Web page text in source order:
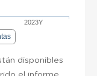
2023Y
disponibles